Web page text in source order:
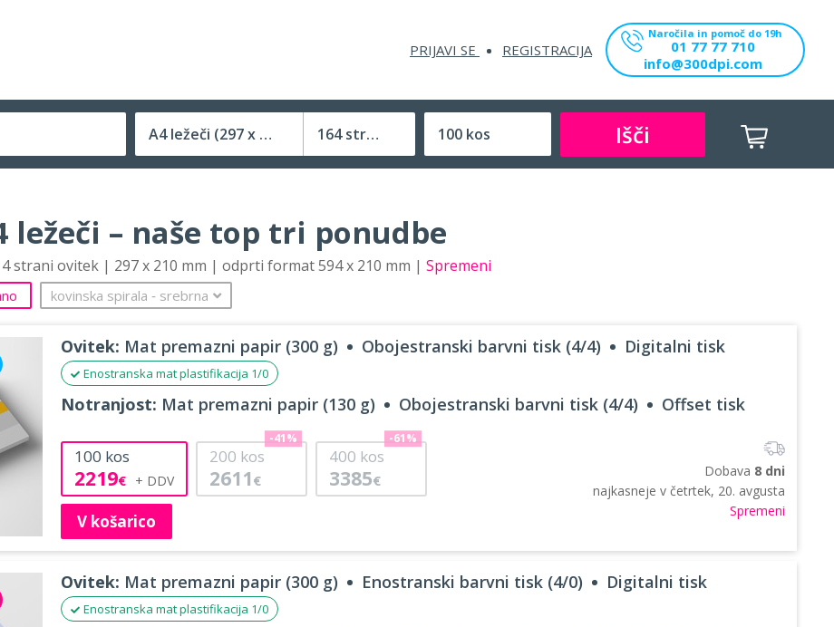
PRIJAVI SE REGISTRACIJA
Naročila in pomoč do 19h
01 77 77 710
info@300dpi.com
A4 ležeči (297 x 210 mm)
Velikost (zaprte) tiskovine
164 strani Išči
ležeči – naše top tri ponudbe
strani ovitek | 297 x 210 mm | odprti format 594 x 210 mm | Spremeni
kovinska spirala ‐ srebrna
Ovitek: Mat premazni papir (300 g) Obojestranski barvni tisk (4/4) Digitalni tisk
Enostranska mat plastifikacija 1/0
Notranjost: Mat premazni papir (130 g) Obojestranski barvni tisk (4/4) Offset tisk
100 kos
2219€
200 kos
2611 €
-41%
400 kos
3385€
-61%
V košarico
Dobava 8 dni
najkasneje v četrtek, 20. avgusta
Spremeni
Ovitek: Mat premazni papir (300 g) Enostranski barvni tisk (4/0) Digitalni tisk
Enostranska mat plastifikacija 1/0